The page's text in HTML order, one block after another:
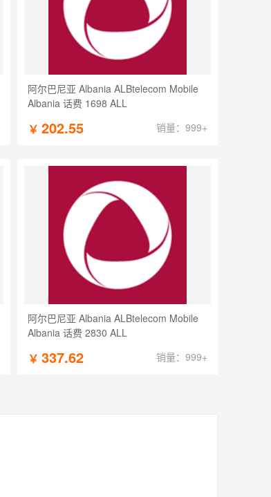
阿尔巴尼亚 Albania ALBtelecom Mobile
Albania 话费 1698 ALL
￥ 202.55 销量：999+
阿尔巴尼亚 Albania ALBtelecom Mobile
Albania 话费 2830 ALL
￥ 337.62 销量：999+